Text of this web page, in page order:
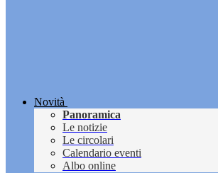
Novità
Panoramica
Le notizie
Le circolari
Calendario eventi
Albo online